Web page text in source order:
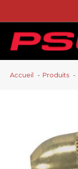
Accueil Produits